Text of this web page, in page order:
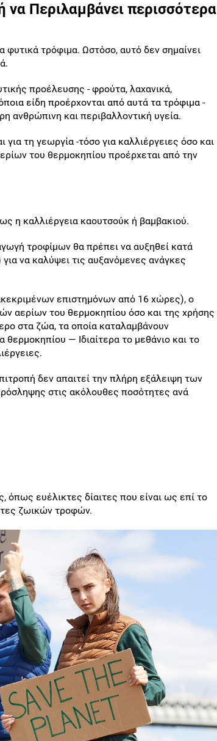
να Περιλαμβάνει περισσότερα
φυτικά τρόφιμα. Ωστόσο, αυτό δεν σημαίνει
προέλευσης - φρούτα, λαχανικά,
είδη προέρχονται από αυτά τα τρόφιμα -
ανθρώπινη και περιβαλλοντική υγεία.
τη γεωργία -τόσο για καλλιέργειες όσο και
του θερμοκηπίου προέρχεται από την
η καλλιέργεια καουτσούκ ή βαμβακιού.
τροφίμων θα πρέπει να αυξηθεί κατά
να καλύψει τις αυξανόμενες ανάγκες
επιστημόνων από 16 χώρες), ο
αερίων του θερμοκηπίου όσο και της χρήσης
στα ζώα, τα οποία καταλαμβάνουν
— Ιδιαίτερα το μεθάνιο και το
δεν απαιτεί την πλήρη εξάλειψη των
στις ακόλουθες ποσότητες ανά
ευέλικτες δίαιτες που είναι ως επί το
ζωικών τροφών.